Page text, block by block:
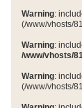
Warning:
(/www/vhosts/
Warning:
/www/vhosts/
Warning:
(/www/vhosts/